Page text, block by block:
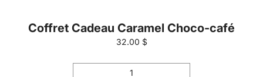
Coffret Cadeau Caramel Choco-café
32.00 $